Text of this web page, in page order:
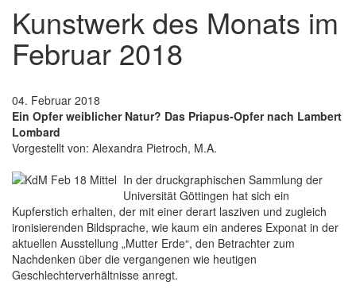
Kunstwerk des Monats im
Februar 2018
04. Februar 2018
Ein Opfer weiblicher Natur? Das Priapus-Opfer nach Lambert
Lombard
Vorgestellt von: Alexandra Pietroch, M.A.
In der druckgraphischen Sammlung der
Universität Göttingen hat sich ein
Kupferstich erhalten, der mit einer derart lasziven und zugleich
ironisierenden Bildsprache, wie kaum ein anderes Exponat in der
aktuellen Ausstellung „Mutter Erde“, den Betrachter zum
Nachdenken über die vergangenen wie heutigen
Geschlechterverhältnisse anregt.